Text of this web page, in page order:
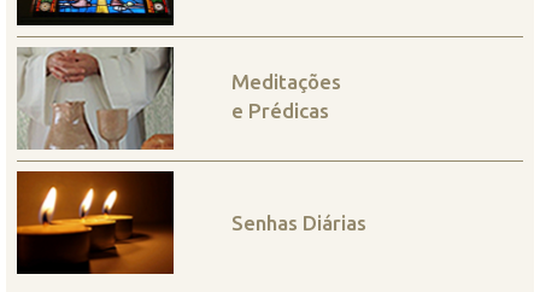
Meditações
e Prédicas
Senhas Diárias